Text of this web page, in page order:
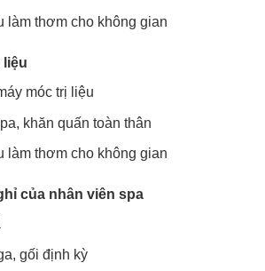
làm thơm cho không gian
liệu
móc trị liệu
khăn quấn toàn thân
làm thơm cho không gian
của nhân viên spa
gối định kỳ